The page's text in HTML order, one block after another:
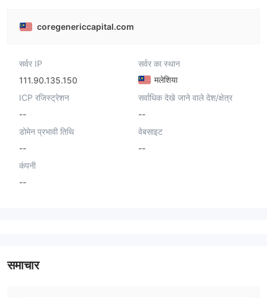
coregenericcapital.com
सर्वर IP
111.90.135.150
सर्वर का स्थान
मलेशिया
ICP रजिस्ट्रेशन
--
सर्वाधिक देखे जाने वाले देश/क्षेत्र
--
डोमेन प्रभावी तिथि
--
वेबसाइट
--
कंपनी
--
समाचार